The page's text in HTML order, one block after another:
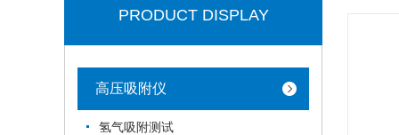
PRODUCT DISPLAY
高压吸附仪
氢气吸附测试